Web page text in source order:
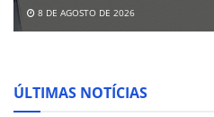
8 DE AGOSTO DE 2026
ÚLTIMAS NOTÍCIAS